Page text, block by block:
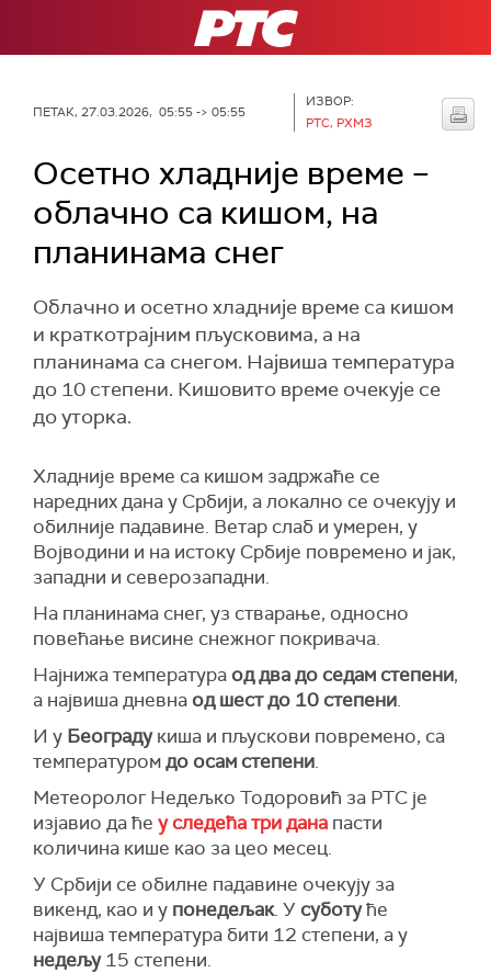
РТС
ПЕТАК, 27.03.2026, 05:55 -> 05:55
ИЗВОР:
РТС, РХМЗ
Осетно хладније време –
облачно са кишом, на
планинама снег
Облачно и осетно хладније време са кишом
и краткотрајним пљусковима, а на
планинама са снегом. Највиша температура
до 10 степени. Кишовито време очекује се
до уторка.
Хладније време са кишом задржаће се
наредних дана у Србији, а локално се очекују и
обилније падавине. Ветар слаб и умерен, у
Војводини и на истоку Србије повремено и јак,
западни и северозападни.
На планинама снег, уз стварање, односно
повећање висине снежног покривача.
Најнижа температура од два до седам степени,
а највиша дневна од шест до 10 степени.
И у Београдукиша и пљускови повремено, са
температуромдо осам степени.
Метеоролог Недељко Тодоровић за РТС је
изјавио да ће у следећа три дана пасти
количина кише као за цео месец.
У Србији се обилне падавине очекују за
викенд, као и у понедељак. У суботуће
највиша температура бити 12 степени, а у
недељу15 степени.